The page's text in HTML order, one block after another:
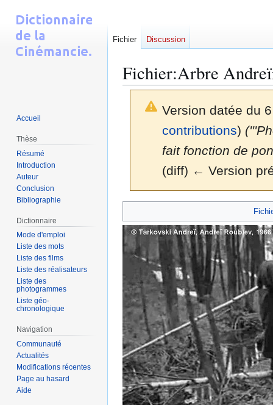
Fichier:Arbre
Version datée du
contributions)
fait fonction de
(diff) ← Version
à
la
navigation
à
la
recherche
Fichier Discussion
Accueil
Thèse
Résumé
Introduction
Auteur
Conclusion
Bibliographie
Dictionnaire
Mode d'emploi
Liste des mots
Liste des films
Liste des réalisateurs
Liste des
photogrammes
Liste géo-
chronologique
Navigation
Communauté
Actualités
Modifications récentes
Page au hasard
Aide